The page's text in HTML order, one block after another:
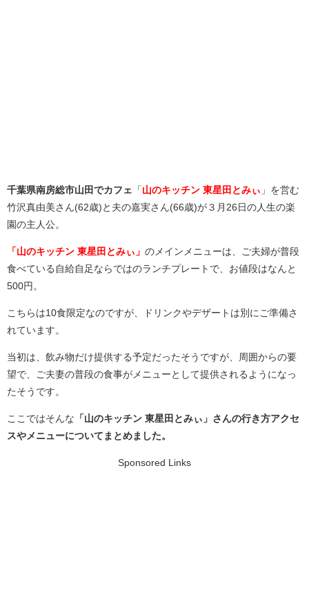
千葉県南房総市山田でカフェ 「 山のキッチン 東星田とみぃ 」を営む
竹沢真由美さん(62歳)と夫の嘉実さん(66歳)が３月26日の人生の楽
園の主人公。
「山のキッチン 東星田とみぃ」 のメインメニューは、ご夫婦が普段
食べている自給自足ならではのランチプレートで、お値段はなんと
500円。
こちらは10食限定なのですが、ドリンクやデザートは別にご準備さ
れています。
当初は、飲み物だけ提供する予定だったそうですが、周囲からの要
望で、ご夫妻の普段の食事がメニューとして提供されるようになっ
たそうです。
ここではそんな 「山のキッチン 東星田とみぃ」さんの行き方アクセ
スやメニューについてまとめました。
Sponsored Links